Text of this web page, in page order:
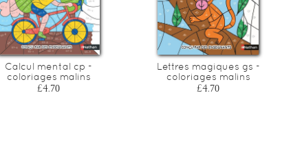
Calcul mental cp -
coloriages malins
£4.70
Lettres magiques gs -
coloriages malins
£4.70